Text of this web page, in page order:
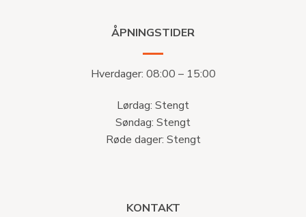
ÅPNINGSTIDER
Hverdager: 08:00 – 15:00
Lørdag: Stengt
Søndag: Stengt
Røde dager: Stengt
KONTAKT